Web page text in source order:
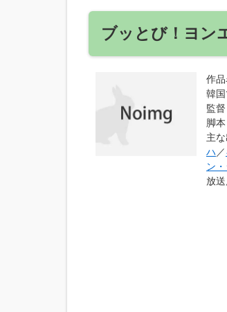
ブッとび！ヨン
作品
韓
監
脚本
主
ハ ／
ン
放